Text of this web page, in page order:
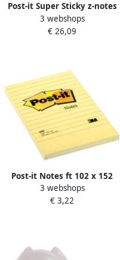
Post-it Super Sticky z-notes
dispenser Pro Color wit voor
ft 76 x 76 mm inclusief 12
3 webshops
€ 26,09
Post-it Notes ft 102 x 152
mm geel gelijnd blok van
100 vel
3 webshops
€ 3,22